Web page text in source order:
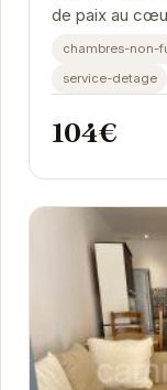
de paix au
élégantes et
chambres-non-
service-detage
104€